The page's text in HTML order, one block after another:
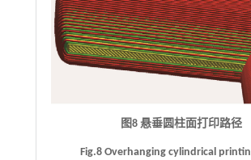
图8 悬垂圆柱面打印路径
Fig.8 Overhanging cylindrical